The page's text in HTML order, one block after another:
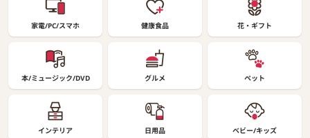
家電/PC/スマホ 健康食品 花・ギフト
本/ミュージック/DVD グルメ ペット
インテリア 日用品 ベビー/キッズ